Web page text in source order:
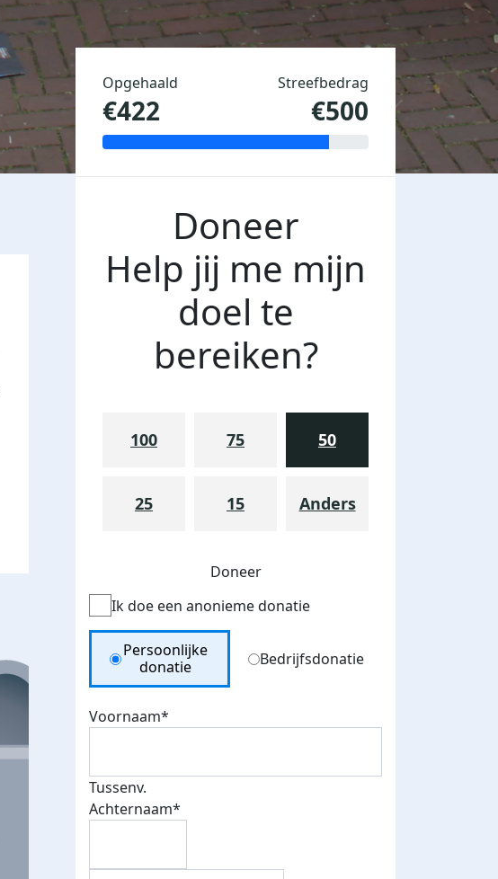
Opgehaald
€422
Streefbedrag
€500
Doneer
Help jij me mijn
doel te
bereiken?
100 75 50
25 15 Anders
Doneer
Ik doe een anonieme donatie
Donation Type
Persoonlijke
donatie
Bedrijfsdonatie
Voornaam*
Tussenv.
Achternaam*